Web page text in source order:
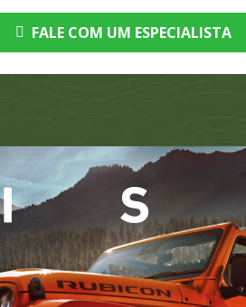
FALE COM UM ESPECIALISTA